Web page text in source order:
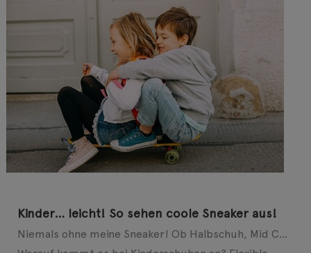
Kinder… leicht! So sehen coole Sneaker aus!
Niemals ohne meine Sneaker! Ob Halbschuh, Mid Cut oder Slip-on – auch bei modebewussten Kids geht ...